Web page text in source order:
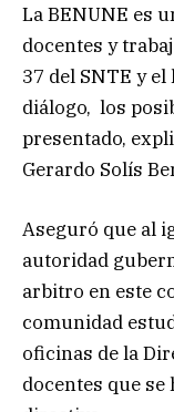
La BENUNE es
docentes y
37 del SNTE y
diálogo, los
presentado,
Gerardo Solís
Aseguró que al
autoridad
arbitro en este
comunidad
oficinas de la
docentes que